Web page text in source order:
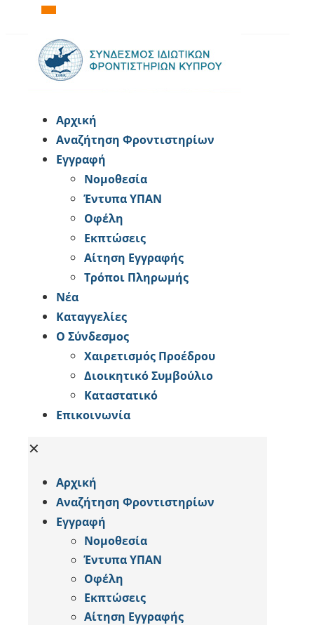
Αρχική
Αναζήτηση Φροντιστηρίων
Εγγραφή
Νομοθεσία
Έντυπα ΥΠΑΝ
Οφέλη
Εκπτώσεις
Αίτηση Εγγραφής
Tρόποι Πληρωμής
Νέα
Καταγγελίες
Ο Σύνδεσμος
Χαιρετισμός Προέδρου
Διοικητικό Συμβούλιο
Καταστατικό
Επικοινωνία
✕
Αρχική
Αναζήτηση Φροντιστηρίων
Εγγραφή
Νομοθεσία
Έντυπα ΥΠΑΝ
Οφέλη
Εκπτώσεις
Αίτηση Εγγραφής